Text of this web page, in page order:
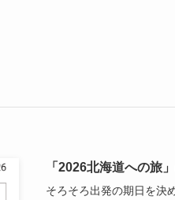
「2026北海道への旅
そろそろ出発の期日を決